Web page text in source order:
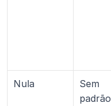
Nula
Sem
padrão